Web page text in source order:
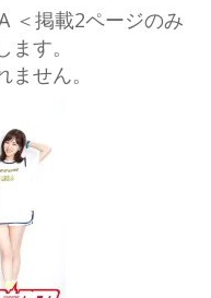
＜掲載2ページのみ
す。
せん。